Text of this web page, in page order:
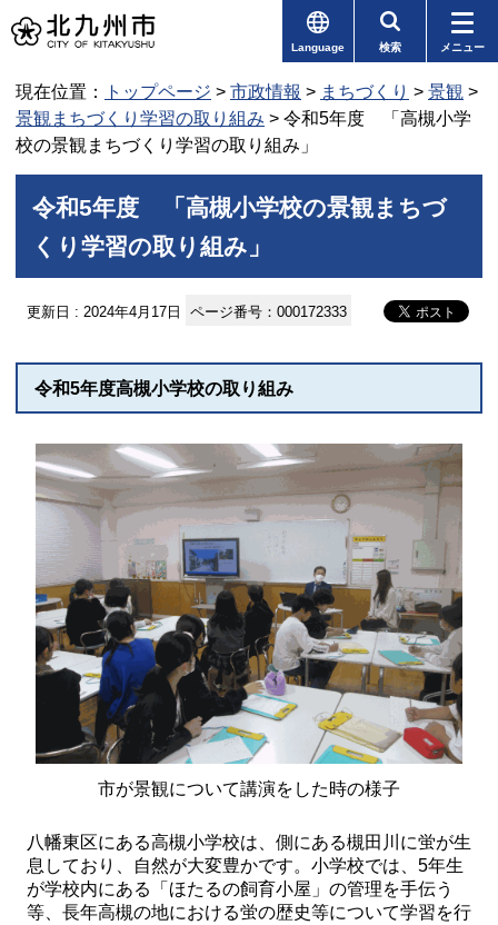
Language 検索 メニュー
現在位置： トップページ > 市政情報 > まちづくり > 景観 >
景観まちづくり学習の取り組み > 令和5年度 「高槻小学
校の景観まちづくり学習の取り組み」
令和5年度 「高槻小学校の景観まちづ
くり学習の取り組み」
更新日 : 2024年4月17日 ページ番号：000172333
令和5年度高槻小学校の取り組み
市が景観について講演をした時の様子
八幡東区にある高槻小学校は、側にある槻田川に蛍が生
息しており、自然が大変豊かです。小学校では、5年生
が学校内にある「ほたるの飼育小屋」の管理を手伝う
等、長年高槻の地における蛍の歴史等について学習を行